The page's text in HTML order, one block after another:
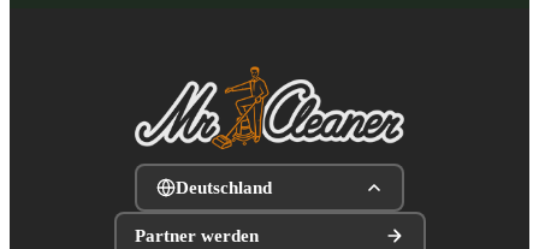
Deutschland
Partner werden